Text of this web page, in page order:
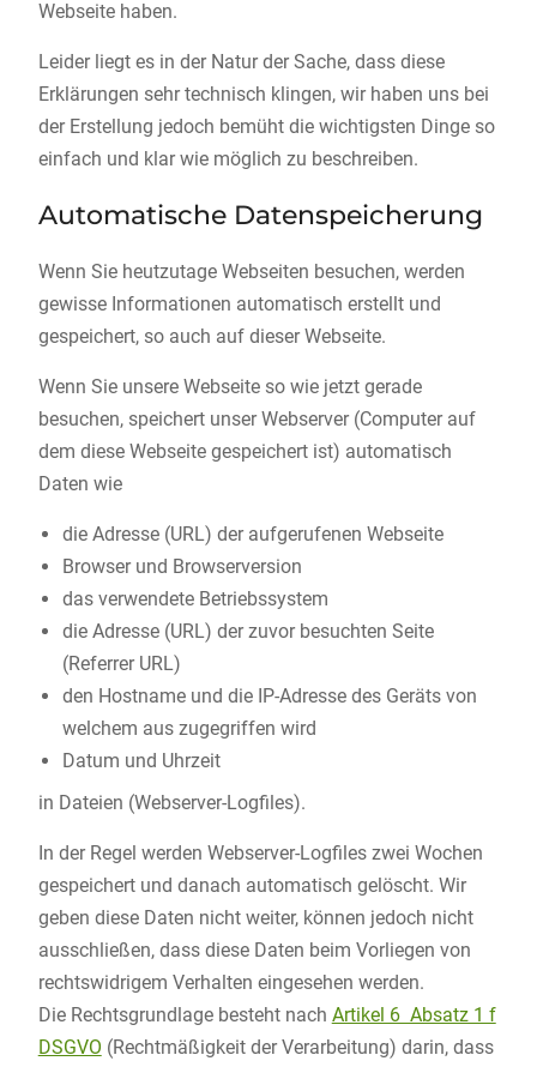
Webseite haben.
Leider liegt es in der Natur der Sache, dass diese
Erklärungen sehr technisch klingen, wir haben uns bei
der Erstellung jedoch bemüht die wichtigsten Dinge so
einfach und klar wie möglich zu beschreiben.
Automatische Datenspeicherung
Wenn Sie heutzutage Webseiten besuchen, werden
gewisse Informationen automatisch erstellt und
gespeichert, so auch auf dieser Webseite.
Wenn Sie unsere Webseite so wie jetzt gerade
besuchen, speichert unser Webserver (Computer auf
dem diese Webseite gespeichert ist) automatisch
Daten wie
die Adresse (URL) der aufgerufenen Webseite
Browser und Browserversion
das verwendete Betriebssystem
die Adresse (URL) der zuvor besuchten Seite
(Referrer URL)
den Hostname und die IP-Adresse des Geräts von
welchem aus zugegriffen wird
Datum und Uhrzeit
in Dateien (Webserver-Logfiles).
In der Regel werden Webserver-Logfiles zwei Wochen
gespeichert und danach automatisch gelöscht. Wir
geben diese Daten nicht weiter, können jedoch nicht
ausschließen, dass diese Daten beim Vorliegen von
rechtswidrigem Verhalten eingesehen werden.
Die Rechtsgrundlage besteht nach Artikel 6 Absatz 1 f
DSGVO (Rechtmäßigkeit der Verarbeitung) darin, dass